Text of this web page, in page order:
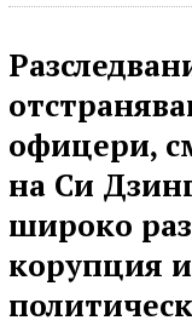
офицери,
на Си
широко
корупция